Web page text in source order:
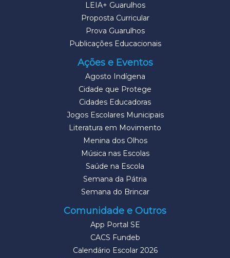
LEIA+ Guarulhos
Proposta Curricular
Prova Guarulhos
Publicações Educacionais
Ações e Eventos
Agosto Indígena
Cidade que Protege
Cidades Educadoras
Jogos Escolares Municipais
Literatura em Movimento
Menina dos Olhos
Música nas Escolas
Saúde na Escola
Semana da Pátria
Semana do Brincar
Comunidade e Outros
App Portal SE
CACS Fundeb
Calendário Escolar 2026